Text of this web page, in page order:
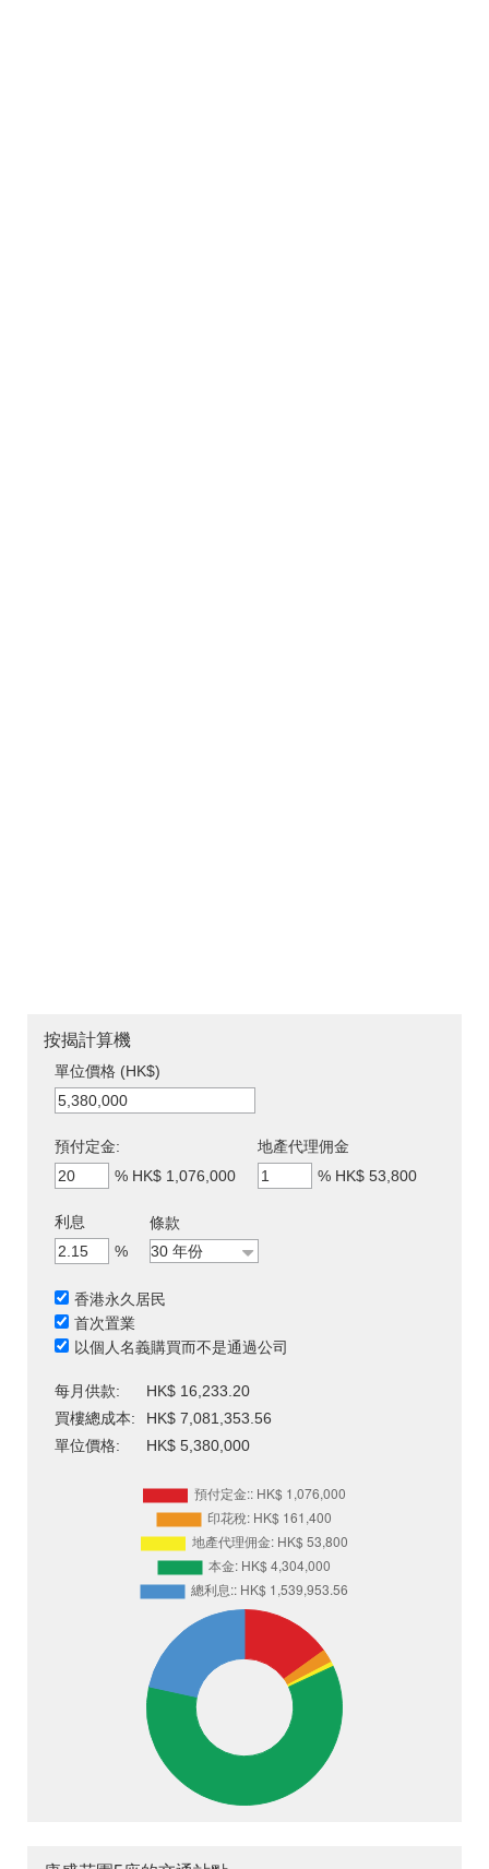
按揭計算機
單位價格 (HK$)
預付定金:
% HK$ 1,076,000
地產代理佣金
% HK$ 53,800
利息
%
條款
香港永久居民
首次置業
以個人名義購買而不是通過公司
每月供款:
HK$ 16,233.20
買樓總成本:
HK$ 7,081,353.56
單位價格:
HK$ 5,380,000